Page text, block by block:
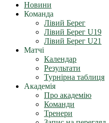
Новини
Команда
Лівий Берег
Лівий Берег U19
Лівий Берег U21
Матчі
Календар
Результати
Турнірна таблиця
Академія
Про академію
Команди
Тренери